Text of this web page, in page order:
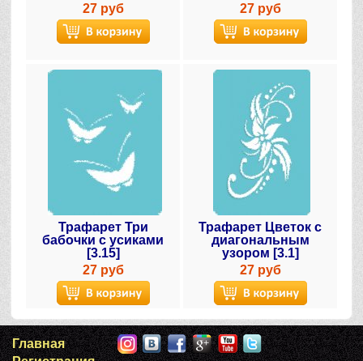
27 руб
27 руб
Трафарет Три
бабочки с усиками
[3.15]
27 руб
Трафарет Цветок с
диагональным
узором [3.1]
27 руб
Главная